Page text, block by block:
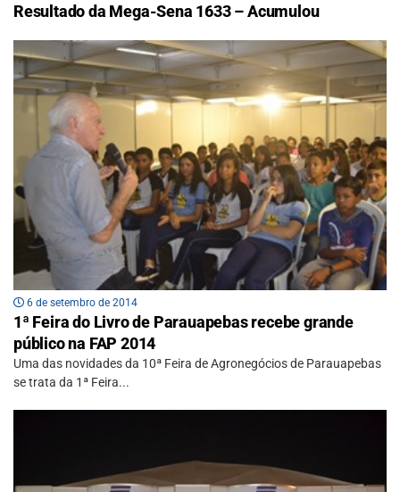
Resultado da Mega-Sena 1633 – Acumulou
6 de setembro de 2014
1ª Feira do Livro de Parauapebas recebe grande
público na FAP 2014
Uma das novidades da 10ª Feira de Agronegócios de Parauapebas
se trata da 1ª Feira...